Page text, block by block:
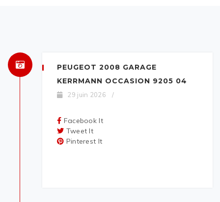
PEUGEOT 2008 GARAGE
KERRMANN OCCASION 9205 04
29 juin 2026 /
Facebook It
Tweet It
Pinterest It